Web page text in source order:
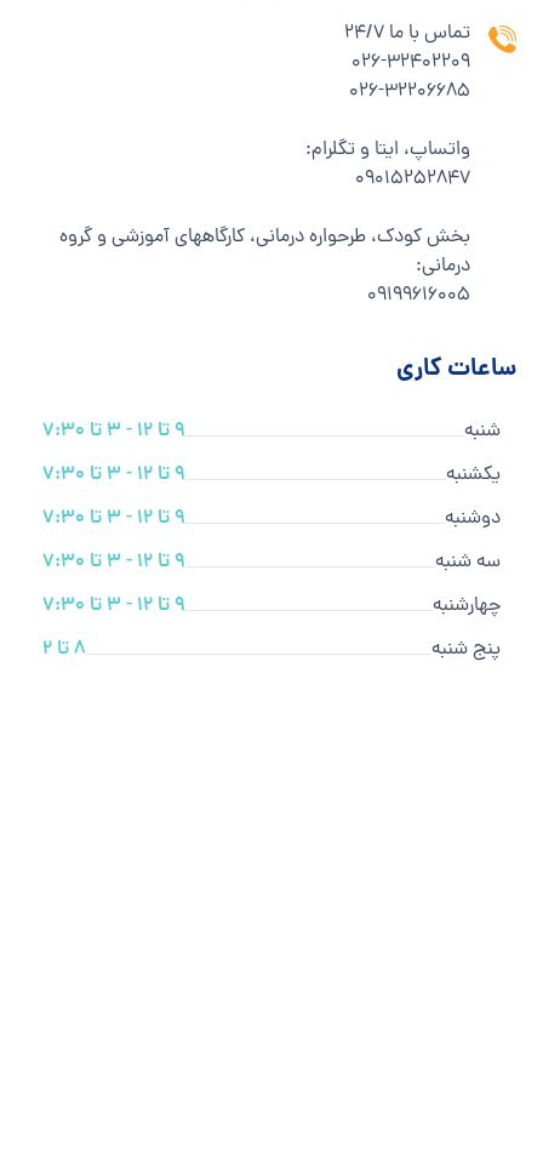
تماس با ما 24/7
۰۲۶-۳۲۴۰۲۲۰۹
۰۲۶-۳۲۲۰۶۶۸۵
واتساپ، ایتا و تگلرام:
۰۹۰۱۵۲۵۲۸۴۷
بخش کودک، طرحواره درمانی، کارگاههای آموزشی و گروه
درمانی:
۰۹۱۹۹۶۱۶۰۰۵
ساعات کاری
شنبه
9 تا 12 - 3 تا 7:30
یکشنبه
9 تا 12 - 3 تا 7:30
دوشنبه
9 تا 12 - 3 تا 7:30
سه شنبه
9 تا 12 - 3 تا 7:30
چهارشنبه
9 تا 12 - 3 تا 7:30
پنج شنبه
8 تا 2